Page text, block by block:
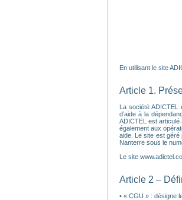
En utilisant le site
Article 1.
La société ADICTEL
d’aide à la
ADICTEL est articulé
également aux
aide. Le site est géré
Nanterre sous le
Le site
Article 2 –
• « CGU » : désigne